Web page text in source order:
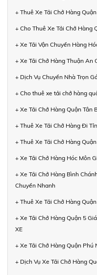
+ Thuê Xe Tải Chở Hàng
+ Cho Thuê Xe Tải Chở Hàng
+ Xe Tải Vận Chuyển Hàng
+ Xe Tải Chở Hàng Thuận An
+ Dịch Vụ Chuyển Nhà Trọn
+ Cho thuê xe tải chở hàng
+ Xe Tải Chở Hàng Quận Tân
+ Thuê Xe Tải Chở Hàng Đi
+ Thuê Xe Tải Chở Hàng
+ Xe Tải Chở Hàng Hóc Môn
+ Xe Tải Chở Hàng Bình
Chuyển Nhanh
+ Thuê Xe Tải Chở Hàng
+ Xe Tải Chở Hàng Quận 5
XE
+ Xe Tải Chở Hàng Quận Phú
+ Dịch Vụ Xe Tải Chở Hàng